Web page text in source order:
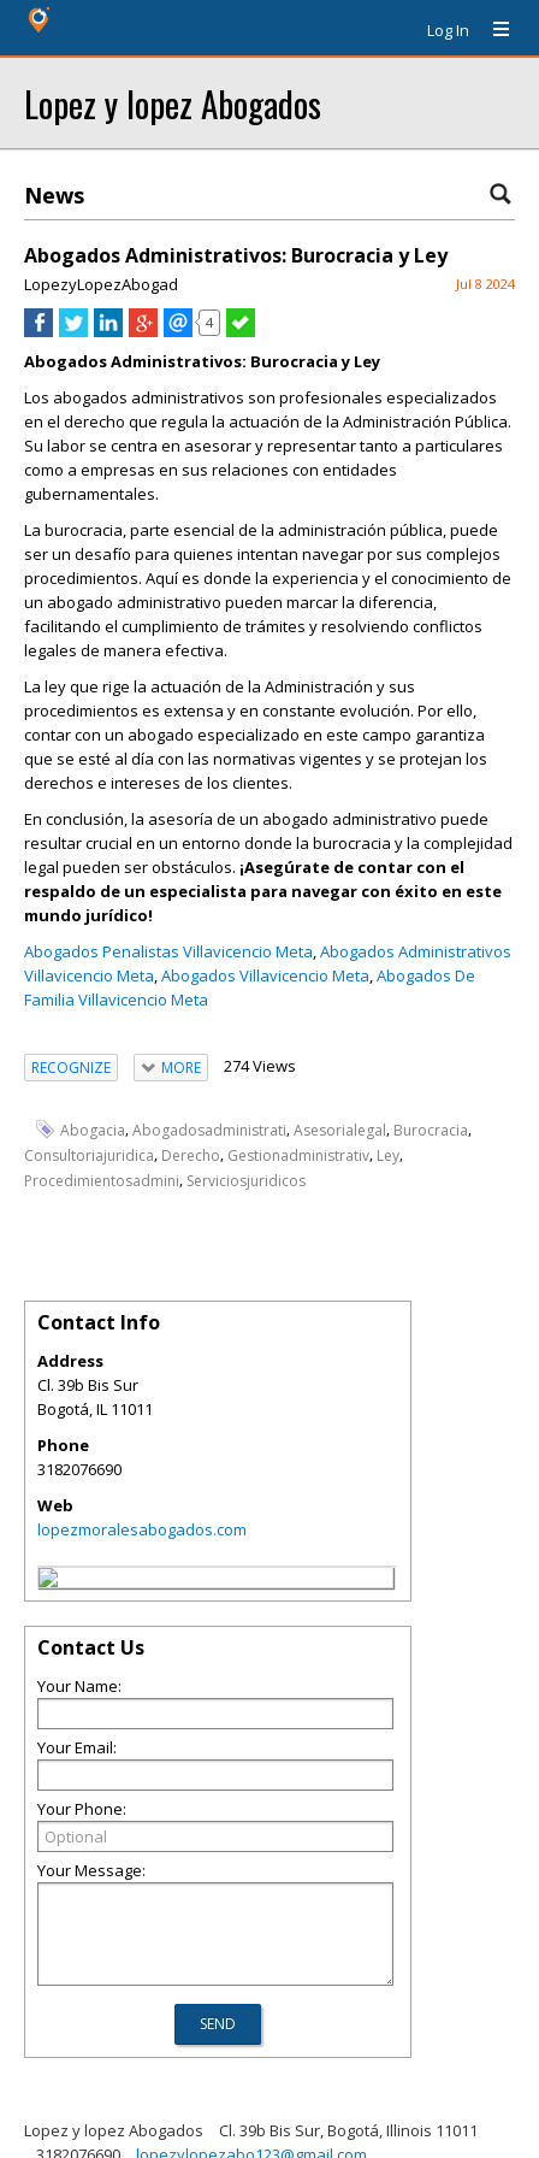
Log In
Lopez y lopez Abogados
News
Abogados Administrativos: Burocracia y Ley
LopezyLopezAbogad Jul 8 2024
4
Abogados Administrativos: Burocracia y Ley
Los abogados administrativos son profesionales especializados
en el derecho que regula la actuación de la Administración Pública.
Su labor se centra en asesorar y representar tanto a particulares
como a empresas en sus relaciones con entidades
gubernamentales.
La burocracia, parte esencial de la administración pública, puede
ser un desafío para quienes intentan navegar por sus complejos
procedimientos. Aquí es donde la experiencia y el conocimiento de
un abogado administrativo pueden marcar la diferencia,
facilitando el cumplimiento de trámites y resolviendo conflictos
legales de manera efectiva.
La ley que rige la actuación de la Administración y sus
procedimientos es extensa y en constante evolución. Por ello,
contar con un abogado especializado en este campo garantiza
que se esté al día con las normativas vigentes y se protejan los
derechos e intereses de los clientes.
En conclusión, la asesoría de un abogado administrativo puede
resultar crucial en un entorno donde la burocracia y la complejidad
legal pueden ser obstáculos. ¡Asegúrate de contar con el
respaldo de un especialista para navegar con éxito en este
mundo jurídico!
Abogados Penalistas Villavicencio Meta,Abogados Administrativos
Villavicencio Meta,Abogados Villavicencio Meta,Abogados De
Familia Villavicencio Meta
RECOGNIZE MORE 274 Views
Abogacia,Abogadosadministrati,Asesorialegal, Burocracia,
Consultoriajuridica, Derecho, Gestionadministrativ, Ley,
Procedimientosadmini, Serviciosjuridicos
Contact Info
Address
Cl. 39b Bis Sur
Bogotá,IL 11011
Phone
3182076690
Web
lopezmoralesabogados.com
Contact Us
Your Name:
Your Email:
Your Phone:
Your Message:
Lopez y lopez Abogados
Cl. 39b Bis Sur, Bogotá, Illinois 11011